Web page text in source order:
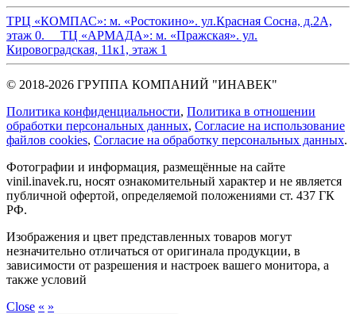
ТРЦ «КОМПАС»: м. «Ростокино». ул.Красная Сосна, д.2А,
этаж 0. ТЦ «АРМАДА»: м. «Пражская». ул.
Кировоградская, 11к1, этаж 1
© 2018-2026 ГРУППА КОМПАНИЙ "ИНАВЕК"
Политика конфиденциальности, Политика в отношении
обработки персональных данных, Cогласие на использование
файлов cookies, Согласие на обработку персональных данных.
Фотографии и информация, размещённые на сайте
vinil.inavek.ru, носят ознакомительный характер и не является
публичной офертой, определяемой положениями ст. 437 ГК
РФ.
Изображения и цвет представленных товаров могут
незначительно отличаться от оригинала продукции, в
зависимости от разрешения и настроек вашего монитора, а
также условий
Close « »